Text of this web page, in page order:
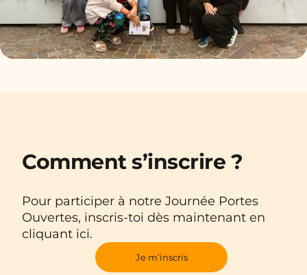
Comment s’inscrire ?
Pour participer à notre Journée Portes
Ouvertes, inscris-toi dès maintenant en
cliquant ici.
Je m’inscris